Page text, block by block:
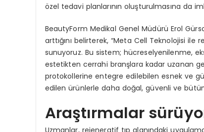
özel tedavi planlarının oluşturulmasına da
BeautyForm Medikal Genel Müdürü Erol
arttığını belirterek, “Meta Cell Teknolojisi ile
sunuyoruz. Bu sistem; hücreselyenilenme,
estetikten cerrahi branşlara kadar uzanan
protokollerine entegre edilebilen esnek ve
edilen ürünlerle daha doğal, güvenli ve
Araştırmalar